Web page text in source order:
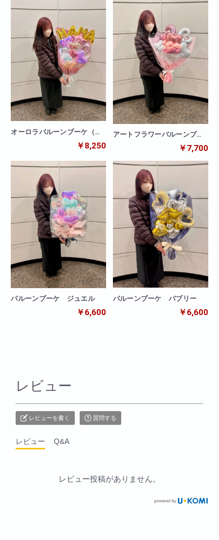
オーロラバルーンブーケ（文
￥8,250
アートフラワーバルーンブー
￥7,700
バルーンブーケ ジュエル
￥6,600
バルーンブーケ バブリー
￥6,600
レビュー
レビューを書く 質問する
レビュー Q&A
レビュー投稿がありません。